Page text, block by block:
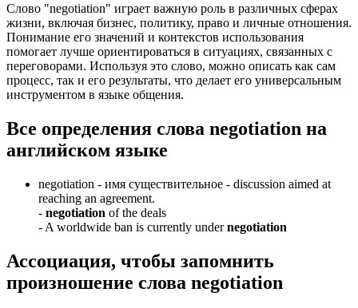
Слово "negotiation" играет важную роль в различных сферах
жизни, включая бизнес, политику, право и личные отношения.
Понимание его значений и контекстов использования
помогает лучше ориентироваться в ситуациях, связанных с
переговорами. Используя это слово, можно описать как сам
процесс, так и его результаты, что делает его универсальным
инструментом в языке общения.
Все определения слова negotiation на
английском языке
negotiation - имя существительное - discussion aimed at
reaching an agreement.
- negotiation of the deals
- A worldwide ban is currently undernegotiation
Ассоциация, чтобы запомнить
произношение слова negotiation